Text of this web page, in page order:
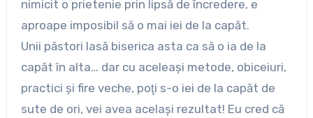
nimicit o prietenie prin lipsă de încredere, e
aproape imposibil să o mai iei de la capăt.
Unii păstori lasă biserica asta ca să o ia de la
capăt în alta… dar cu aceleaşi metode, obiceiuri,
practici şi fire veche, poţi s-o iei de la capăt de
sute de ori, vei avea acelaşi rezultat! Eu cred că